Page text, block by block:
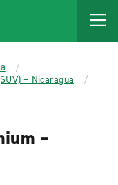
– Nicaragua
–